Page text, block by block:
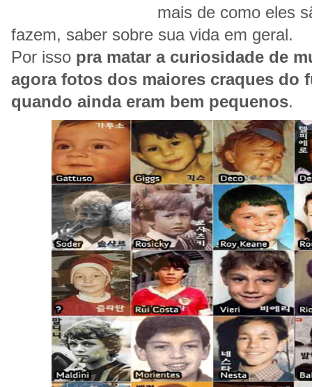
mais de como eles
fazem, saber sobre sua vida em geral.
Por isso pra matar a curiosidade de
agora fotos dos maiores craques do
quando ainda eram bem pequenos.